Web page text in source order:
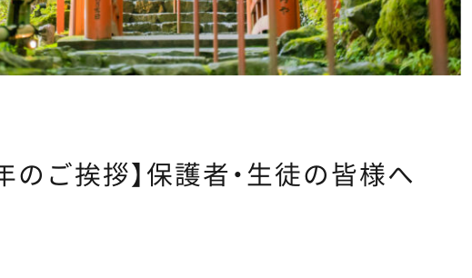
のご挨拶】保護者・生徒の皆様へ